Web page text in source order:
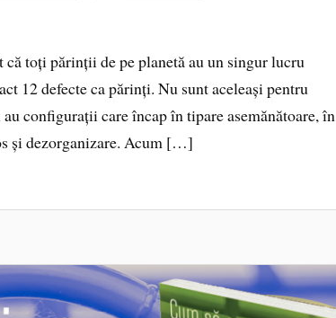
că toți părinții de pe planetă au un singur lucru
12 defecte ca părinți. Nu sunt aceleași pentru
configurații care încap în tipare asemănătoare, în
și dezorganizare. Acum […]